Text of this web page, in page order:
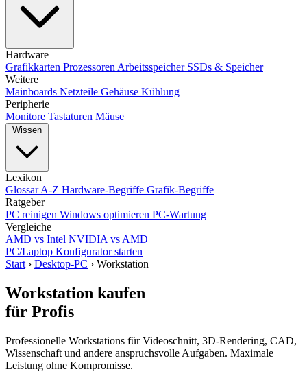
Hardware
Grafikkarten Prozessoren Arbeitsspeicher SSDs & Speicher
Weitere
Mainboards Netzteile Gehäuse Kühlung
Peripherie
Monitore Tastaturen Mäuse
Wissen
Lexikon
Glossar A-Z Hardware-Begriffe Grafik-Begriffe
Ratgeber
PC reinigen Windows optimieren PC-Wartung
Vergleiche
AMD vs Intel NVIDIA vs AMD
PC/Laptop Konfigurator starten
Start › Desktop-PC › Workstation
Workstation kaufen
für Profis
Professionelle Workstations für Videoschnitt, 3D-Rendering, CAD,
Wissenschaft und andere anspruchsvolle Aufgaben. Maximale
Leistung ohne Kompromisse.